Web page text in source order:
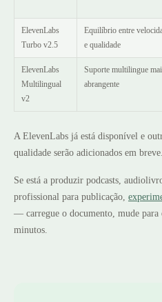
ElevenLabs
Turbo v2.5
Equilíbrio entre
e qualidade
ElevenLabs
Multilingual
v2
Suporte multilingue
abrangente
A ElevenLabs já está disponível e
qualidade serão adicionados em breve.
Se está a produzir podcasts,
profissional para publicação,
— carregue o documento, mude
minutos.